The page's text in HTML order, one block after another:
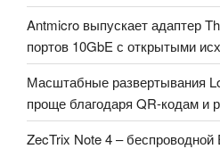
Antmicro выпускает адаптер
портов 10GbE с открытыми
Масштабные развертывания
проще благодаря QR-кодам и
ZecTrix Note 4 – беспроводной